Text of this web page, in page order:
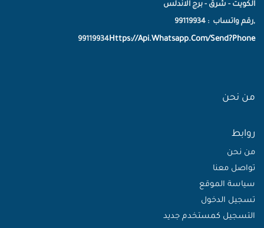
الكويت - شرق - برج الاندلس
,رقم واتساب : 99119934
Https://Api.Whatsapp.Com/Send?Phone
99119934
من نحن
روابط
من نحن
تواصل معنا
سياسة الموقع
تسجيل الدخول
التسجيل كمستخدم جديد